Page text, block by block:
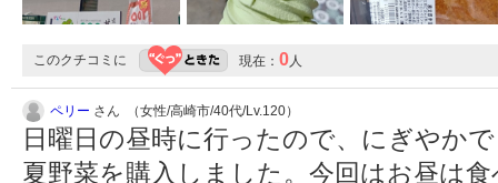
このクチコミに 現在： 0人
ペリー さん （女性/高崎市/40代/Lv.120）
日曜日の昼時に行ったので、にぎやか
夏野菜を購入しました。今回はお昼は